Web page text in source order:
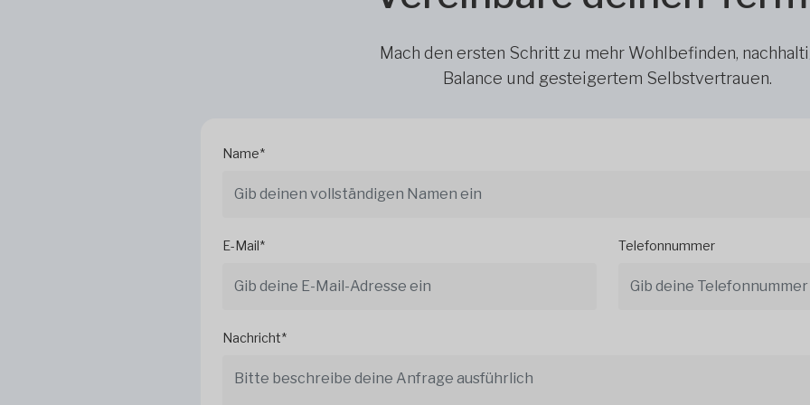
Mach den ersten Schritt zu mehr Wohlbefinden,
Balance und gesteigertem Selbstvertrauen.
Name*
E-Mail* Telefonnummer
Nachricht*